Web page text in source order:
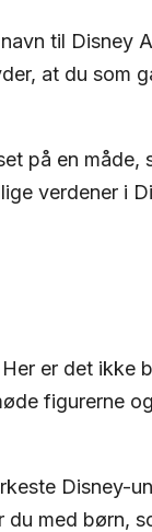
til Disney
at du som
på en måde,
verdener i
er det ikke
figurerne
Disney-
med børn,